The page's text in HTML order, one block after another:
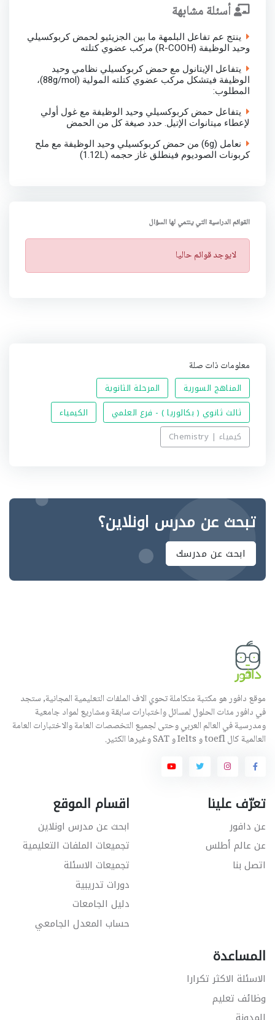
أسئلة مشابهة
ينتج عم تفاعل البلمهة ما بين الجزيئيو لحمض كربوكسيلي
وحيد الوظيفة (R-COOH) مركب عضوي كتلته
يتفاعل الإيتانول مع حمض كربوكسيلي نظامي وحيد
الوظيفة فيتشكل مركب عضوي كتلته المولية (88g/mol)،
المطلوب:
يتفاعل حمض كربوكسيلي وحيد الوظيفة مع غول أولي
لإعطاء ميتانوات الإتيل. حدد صيغة كل من الحمض
نعامل (6g) من حمض كربوكسيلي وحيد الوظيفة مع ملح
كربونات الصوديوم فينطلق غاز حجمه (1.12L)
القوائم الدراسية التي ينتمي لها السؤال
ت
ن
لايوجد قوائم حاليا
معلومات ذات صلة
المناهج السورية
المرحلة الثانوية
ثالث ثانوي ( بكالوريا ) - فرع العلمي
الكيمياء
كيمياء | Chemistry
تبحث عن مدرس اونلاين؟
ابحث عن مدرسك
موقع دافور هو مكتبة متكاملة تحوي الاف الملفات التعليمية المجانية, ستجد
في دافور مئات الحلول لمسائل واختبارات سابقة ومشاريع لمواد جامعية
ومدرسية في العالم العربي وحتى لجميع التخصصات العامة والاختبارات العامة
العالمية كال toefl و Ielts و SAT وغيرها الكثير.
تعرّف علينا
عن دافور
عن عالم أطلس
اتصل بنا
اقسام الموقع
ابحث عن مدرس اونلاين
تجميعات الملفات التعليمية
تجميعات الاسئلة
دورات تدريبية
دليل الجامعات
حساب المعدل الجامعي
المساعدة
الاسئلة الاكثر تكرارا
وظائف تعليم